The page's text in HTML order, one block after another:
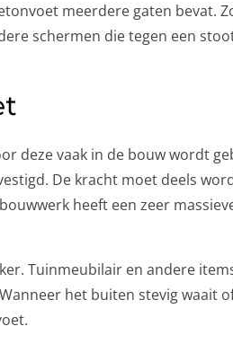
meerdere gaten bevat.
schermen die tegen een
deze vaak in de bouw wordt
De kracht moet deels
heeft een zeer
Tuinmeubilair en andere
het buiten stevig waait